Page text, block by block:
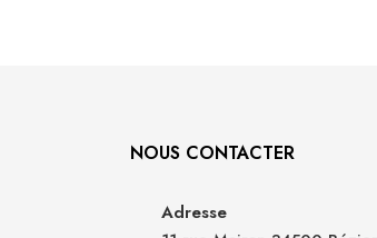
NOUS CONTACTER
Adresse